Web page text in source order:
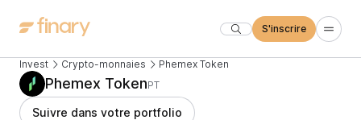
S'inscrire
Invest Crypto-monnaies Phemex Token
Phemex TokenPT
Suivre dans votre portfolio